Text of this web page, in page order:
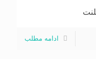
ادامه مطلب